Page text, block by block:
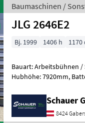
Baumaschinen /
JLG 2646E2
Bj. 1999 1406 h 1170
Bauart: Arbeitsbühnen /
Hubhöhe: 7920mm, Batterie: Trojan PzS 6V 225Ah Zustand: 60 - 80%,
Schauer
8424